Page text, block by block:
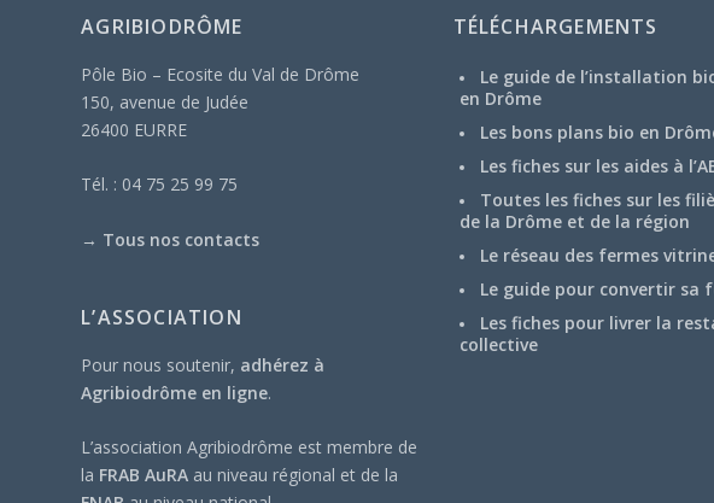
AGRIBIODRÔME
Pôle Bio – Ecosite du Val de Drôme
150, avenue de Judée
26400 EURRE
Tél. : 04 75 25 99 75
→ Tous nos contacts
L’ASSOCIATION
Pour nous soutenir, adhérez à
Agribiodrôme en ligne.
L’association Agribiodrôme est membre de
la FRAB AuRA au niveau régional et de la
TÉLÉCHARGEMENTS
Le guide de l’installation
en Drôme
Les bons plans bio en
Les fiches sur les aides à
Toutes les fiches sur les
de la Drôme et de la région
Le réseau des fermes
Le guide pour convertir sa
Les fiches pour livrer la
collective